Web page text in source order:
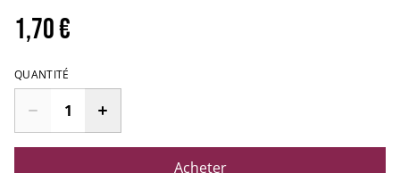
1,70 €
QUANTITÉ
Acheter